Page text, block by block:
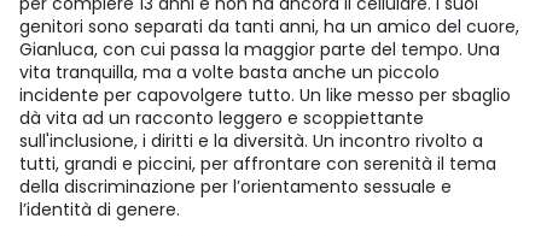
genitori sono separati da tanti anni, ha un amico del cuore,
Gianluca, con cui passa la maggior parte del tempo. Una
vita tranquilla, ma a volte basta anche un piccolo
incidente per capovolgere tutto. Un like messo per sbaglio
dà vita ad un racconto leggero e scoppiettante
sull'inclusione, i diritti e la diversità. Un incontro rivolto a
tutti, grandi e piccini, per affrontare con serenità il tema
della discriminazione per l’orientamento sessuale e
l’identità di genere.